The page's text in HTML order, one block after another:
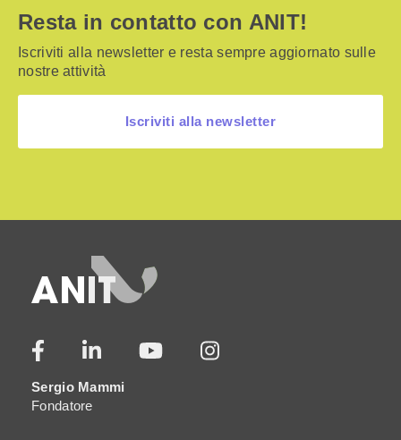
Resta in contatto con ANIT!
Iscriviti alla newsletter e resta sempre aggiornato sulle
nostre attività
Iscriviti alla newsletter
Sergio Mammi
Fondatore